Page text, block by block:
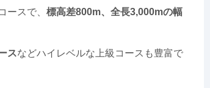
ースで、 標高差800m、全長3,000mの幅
スなどハイレベルな上級コースも豊富で